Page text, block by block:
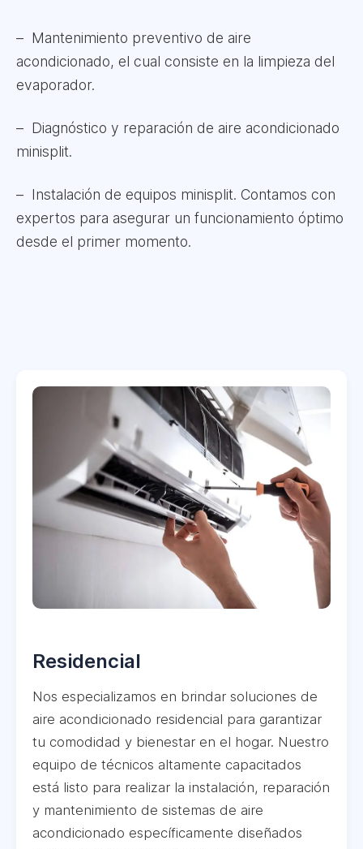
Mantenimiento preventivo de aire
acondicionado, el cual consiste en la limpieza del
evaporador.
Diagnóstico y reparación de aire acondicionado
minisplit.
Instalación de equipos minisplit. Contamos con
expertos para asegurar un funcionamiento óptimo
desde el primer momento.
Residencial
Nos especializamos en brindar soluciones de
aire acondicionado residencial para garantizar
tu comodidad y bienestar en el hogar. Nuestro
equipo de técnicos altamente capacitados
está listo para realizar la instalación, reparación
y mantenimiento de sistemas de aire
acondicionado específicamente diseñados